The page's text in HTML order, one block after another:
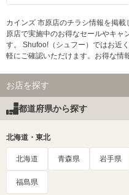
カインズ 市原店のチラシ情報を掲
原店で実施中のお得なセールやキャ
す。 Shufoo!（シュフー）ではお近
軽にご確認いただけます。お得な情
お店を探す
都道府県から探す
北海道・東北
北海道 青森県 岩手県
福島県